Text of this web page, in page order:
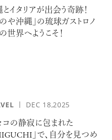
イタリアが出会う奇跡！
や沖縄」の琉球ガストロノ
世界へようこそ！
DEC 18,2025
コの静寂に包まれた
」で、自分を見つめ